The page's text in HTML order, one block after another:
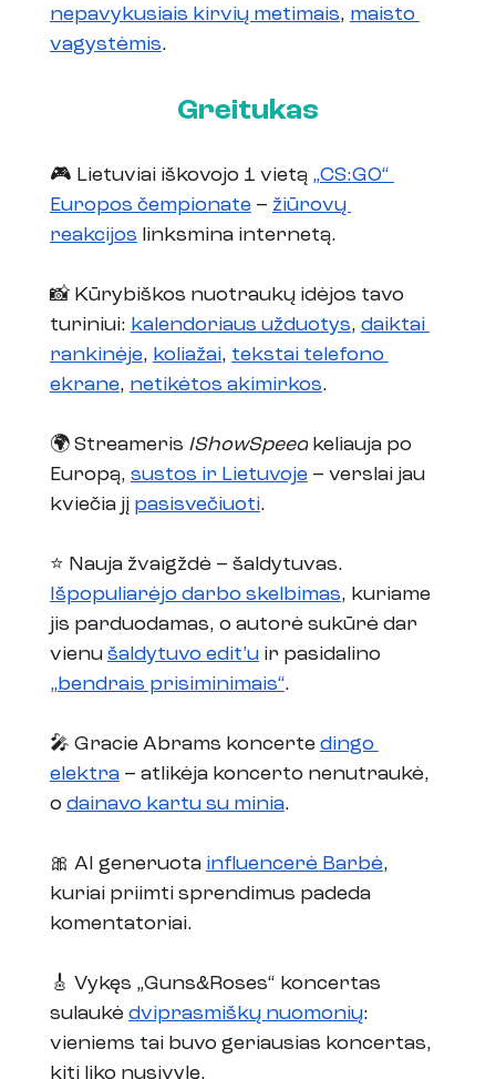
nepavykusiais kirvių metimais, maisto
vagystėmis.
Greitukas
🎮 Lietuviai iškovojo 1 vietą „CS:GO“
Europos čempionate – žiūrovų
reakcijos linksmina internetą.
📸 Kūrybiškos nuotraukų idėjos tavo
turiniui: kalendoriaus užduotys, daiktai
rankinėje, koliažai, tekstai telefono
ekrane, netikėtos akimirkos.
🌍 Streameris IShowSpeed keliauja po
Europą, sustos ir Lietuvoje – verslai jau
kviečia jį pasisvečiuoti.
⭐️ Nauja žvaigždė – šaldytuvas.
Išpopuliarėjo darbo skelbimas, kuriame
jis parduodamas, o autorė sukūrė dar
vienu šaldytuvo edit’u ir pasidalino
„bendrais prisiminimais“.
🎤 Gracie Abrams koncerte dingo
elektra – atlikėja koncerto nenutraukė,
o dainavo kartu su minia.
🎀 AI generuota influencerė Barbė,
kuriai priimti sprendimus padeda
komentatoriai.
🎸 Vykęs „Guns&Roses“ koncertas
sulaukė dviprasmiškų nuomonių:
vieniems tai buvo geriausias koncertas,
kiti liko nusivylę.